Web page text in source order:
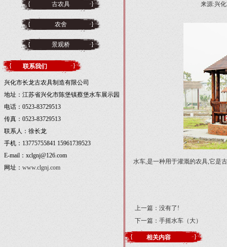
古农具
农舍
景观桥
联系我们
兴化市长龙古农具制造有限公司
地址：江苏省兴化市陈堡镇蔡堡水车展示园
电话：0523-83729513
传真：0523-83729513
联系人：徐长龙
手机：13775755841 15961739523
E-mail：xclgnj@126.com
网址： www.clgnj.com
来源:兴
水车,是一种用于灌溉的农具,它是
上一篇：没有了!
下一篇： 手摇水车（大）
相关内容